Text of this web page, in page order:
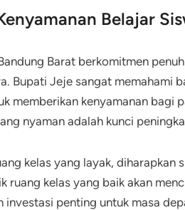
Belajar
Barat berkomitmen
Bupati Jeje sangat memahami
memberikan kenyamanan bagi
nyaman adalah kunci
kelas yang layak,
ruang kelas yang baik akan
investasi penting untuk masa